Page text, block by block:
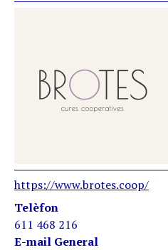
https://www.brotes.coop/
Telèfon
611 468 216
E-mail General